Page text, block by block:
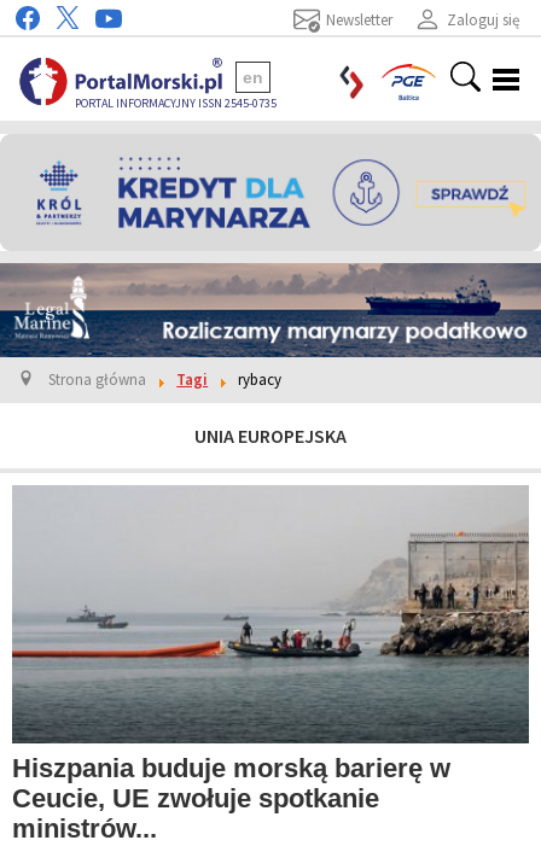
Zaloguj się
Newsletter
PORTAL INFORMACYJNY ISSN 2545-0735
en
Strona główna Tagi rybacy
UNIA EUROPEJSKA
Hiszpania buduje morską barierę w
Ceucie, UE zwołuje spotkanie
ministrów...